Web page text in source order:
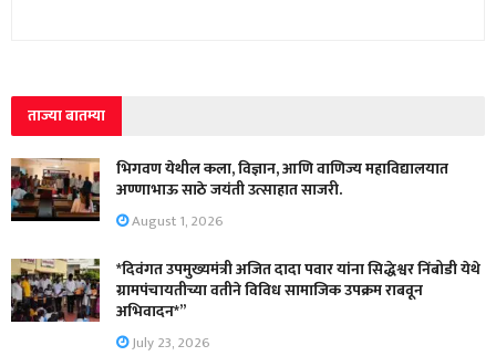
ताज्या बातम्या
भिगवण येथील कला, विज्ञान, आणि वाणिज्य महाविद्यालयात
अण्णाभाऊ साठे जयंती उत्साहात साजरी.
August 1, 2026
*दिवंगत उपमुख्यमंत्री अजित दादा पवार यांना सिद्धेश्वर निंबोडी येथे
ग्रामपंचायतीच्या वतीने विविध सामाजिक उपक्रम राबवून
अभिवादन*”
July 23, 2026